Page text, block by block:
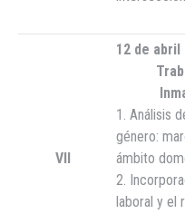
VII
12 de abril
1. Análisis
género:
ámbito
2.
laboral y el